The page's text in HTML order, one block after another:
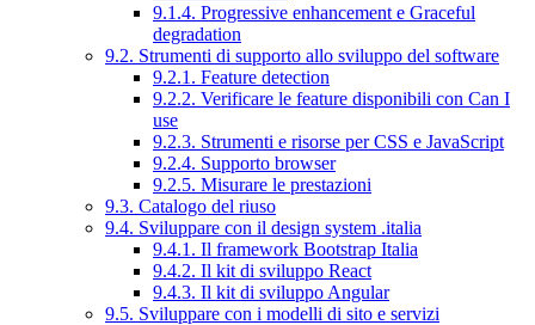
9.1.4. Progressive enhancement e Graceful
degradation
9.2. Strumenti di supporto allo sviluppo del software
9.2.1. Feature detection
9.2.2. Verificare le feature disponibili con Can I
use
9.2.3. Strumenti e risorse per CSS e JavaScript
9.2.4. Supporto browser
9.2.5. Misurare le prestazioni
9.3. Catalogo del riuso
9.4. Sviluppare con il design system .italia
9.4.1. Il framework Bootstrap Italia
9.4.2. Il kit di sviluppo React
9.4.3. Il kit di sviluppo Angular
9.5. Sviluppare con i modelli di sito e servizi